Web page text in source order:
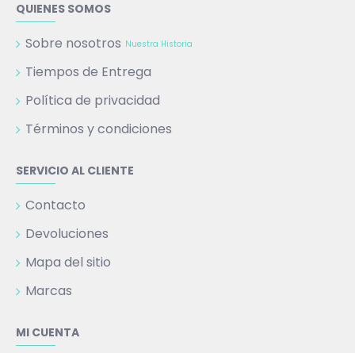
QUIENES SOMOS
Sobre nosotros Nuestra Historia
Tiempos de Entrega
Política de privacidad
Términos y condiciones
SERVICIO AL CLIENTE
Contacto
Devoluciones
Mapa del sitio
Marcas
MI CUENTA